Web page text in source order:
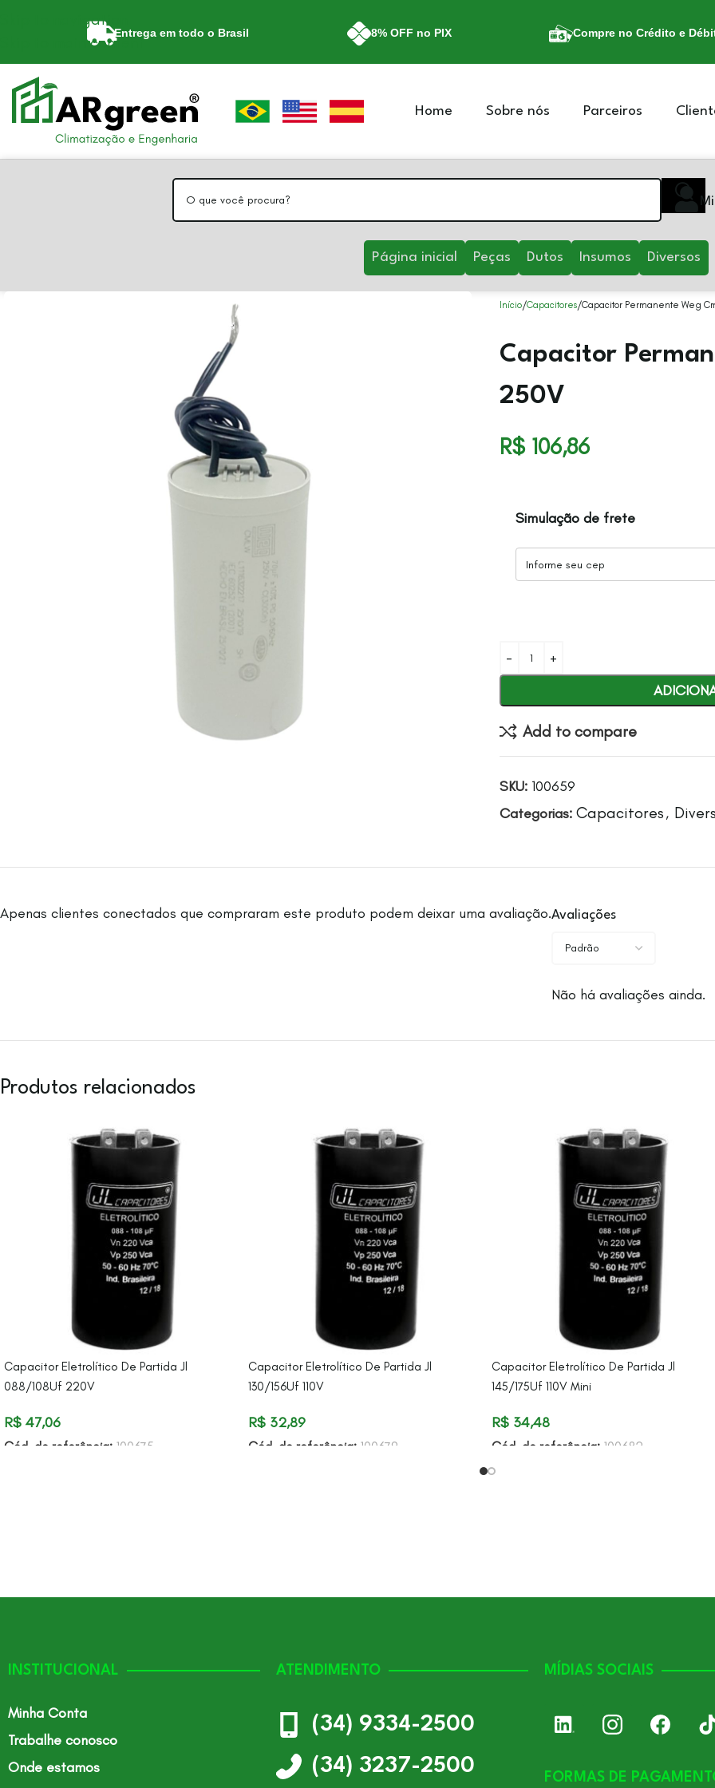
Skip to navigation
Skip to main content
Entrega em todo o Brasil 8% OFF no PIX Compre no Crédito e
Home Sobre nós Parceiros
Página inicial Peças Dutos Insumos Diversos
Início Capacitores Capacitor Permanente Weg
Capacitor
250V
R$106,86
Simulação de frete
Add to compare
SKU: 100659
Categorias: Capacitores,
Avaliações
Não há avaliações ainda.
Apenas clientes conectados que compraram este produto podem deixar uma avaliação.
Produtos relacionados
Capacitor Eletrolítico De Partida Jl
088/108Uf 220V
R$ 47,06
Cód. de referência: 100675
Capacitor Eletrolítico De Partida Jl
130/156Uf 110V
R$32,89
Cód. de referência: 100679
Capacitor Eletrolítico De Partida Jl
145/175Uf 110V Mini
R$ 34,48
Cód. de referência: 100682
INSTITUCIONAL
Minha Conta
Trabalhe conosco
Onde estamos
ATENDIMENTO
(34) 9334-2500
(34) 3237-2500
MÍDIAS SOCIAIS
FORMAS DE